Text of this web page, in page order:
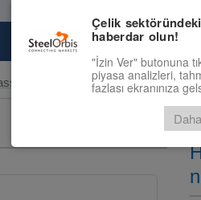
Pazaryeri
Ürünler ve Slab
Çelik
haberdar olun!
"İzin Ver" butonuna
piyasa analizleri,
fazlası ekranınıza